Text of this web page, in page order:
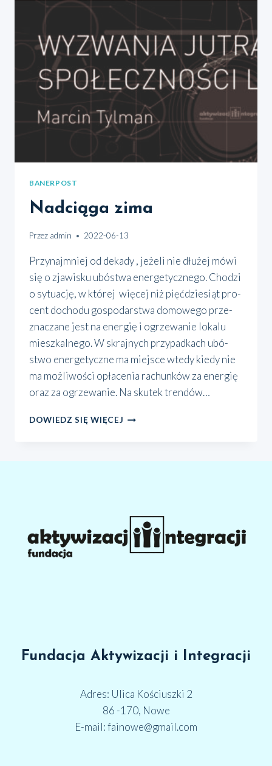
BANERPOST
Nadciąga zima
Przez admin 2022-06-13
Przy­naj­mniej od deka­dy , jeże­li nie dłu­żej mówi
się o zja­wi­sku ubó­stwa ener­ge­tycz­ne­go. Cho­dzi
o sytu­ację, w któ­rej wię­cej niż pięć­dzie­siąt pro­
cent docho­du gospo­dar­stwa domo­we­go prze­
zna­cza­ne jest na ener­gię i ogrze­wa­nie loka­lu
miesz­kal­ne­go. W skraj­nych przy­pad­kach ubó­
stwo ener­ge­tycz­ne ma miej­sce wte­dy kie­dy nie
ma moż­li­wo­ści opła­ce­nia rachun­ków za ener­gię
oraz za ogrze­wa­nie. Na sku­tek tren­dów…
DOWIEDZ SIĘ WIĘCEJ NADCIĄGA
Fundacja Aktywizacji i Integracji
Adres: Ulica Kościuszki 2
86 -170, Nowe
E-mail: fainowe@gmail.com